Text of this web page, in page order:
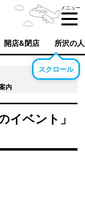
メニュー
開店&閉店 所沢の人
スクロール
内
イベント」